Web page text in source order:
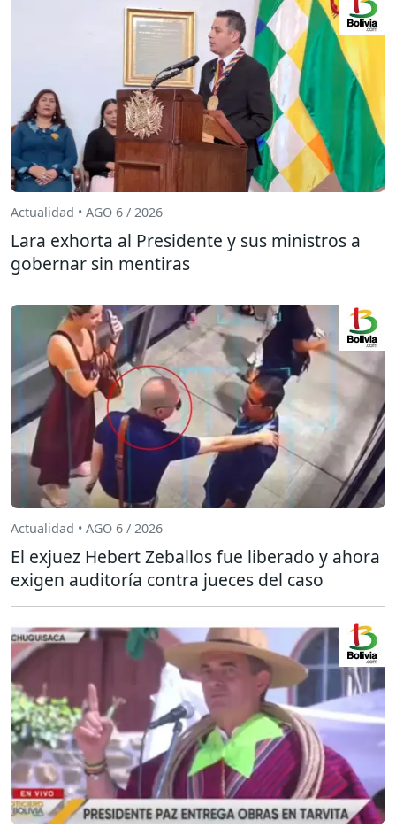
Actualidad • AGO 6 / 2026
Lara exhorta al Presidente y sus ministros a
gobernar sin mentiras
Actualidad • AGO 6 / 2026
El exjuez Hebert Zeballos fue liberado y ahora
exigen auditoría contra jueces del caso